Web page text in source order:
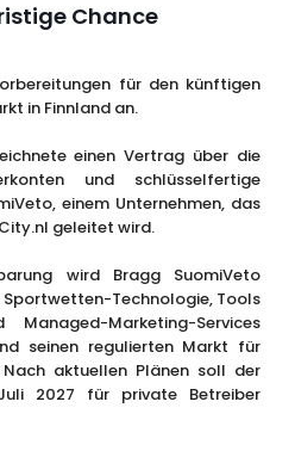
Chance
für den künftigen
in Finnland an.
einen Vertrag über die
und schlüsselfertige
einem Unternehmen, das
geleitet wird.
wird Bragg SuomiVeto
Sportwetten-Technologie, Tools
Marketing-Services
seinen regulierten Markt für
aktuellen Plänen soll der
2027 für private Betreiber